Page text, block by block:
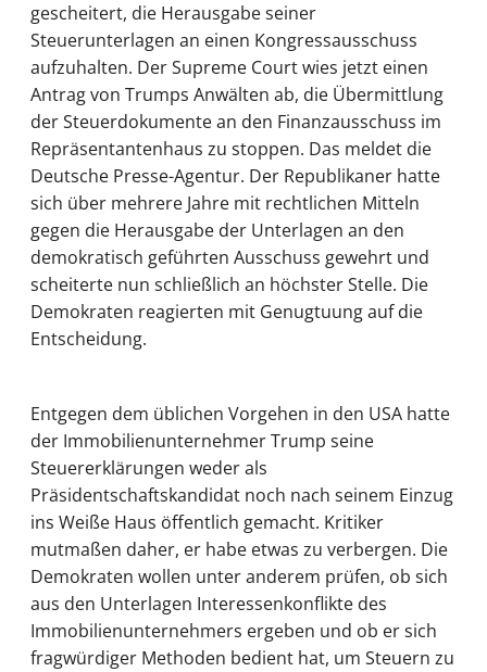
gescheitert, die Herausgabe seiner
Steuerunterlagen an einen Kongressausschuss
aufzuhalten. Der Supreme Court wies jetzt einen
Antrag von Trumps Anwälten ab, die Übermittlung
der Steuerdokumente an den Finanzausschuss im
Repräsentantenhaus zu stoppen. Das meldet die
Deutsche Presse-Agentur. Der Republikaner hatte
sich über mehrere Jahre mit rechtlichen Mitteln
gegen die Herausgabe der Unterlagen an den
demokratisch geführten Ausschuss gewehrt und
scheiterte nun schließlich an höchster Stelle. Die
Demokraten reagierten mit Genugtuung auf die
Entscheidung.
Entgegen dem üblichen Vorgehen in den USA hatte
der Immobilienunternehmer Trump seine
Steuererklärungen weder als
Präsidentschaftskandidat noch nach seinem Einzug
ins Weiße Haus öffentlich gemacht. Kritiker
mutmaßen daher, er habe etwas zu verbergen. Die
Demokraten wollen unter anderem prüfen, ob sich
aus den Unterlagen Interessenkonflikte des
Immobilienunternehmers ergeben und ob er sich
fragwürdiger Methoden bedient hat, um Steuern zu